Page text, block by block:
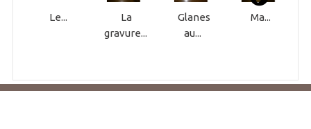
Le...
La
gravure...
Glanes
au...
Ma...